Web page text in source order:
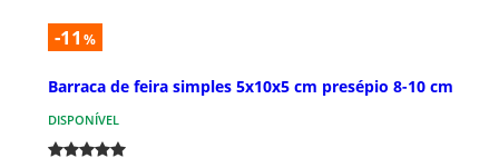
-11 %
Barraca de feira simples 5x10x5 cm presépio 8-10 cm
DISPONÍVEL